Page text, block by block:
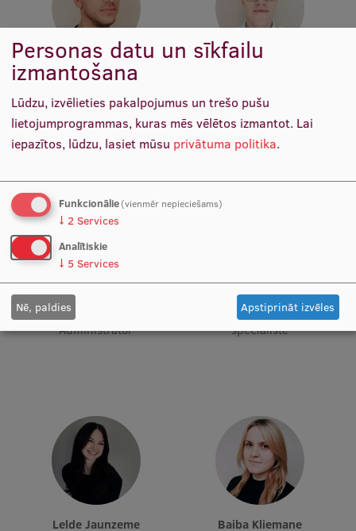
Ētikas un līdztiesības mācības
Atvērtā universitāte
Sagatavošanas kursi
Profesionālās pilnveides kursi
ESF kvalifikācijas celšanas kursi
Kvalifikācijas atbilstības pārbaude
Pētniecība
Zinātniskie institūti un laboratorijas
Zinātnes ietekme
Pētniecības platformas
Doktorantūras skola
Pētniecības pakalpojumi
Pasn. Raimonds Liukis
attīstības vadītājs
Erīna Akmene
Clinical Simulation
Administrator
Līga Blūmentāle
Vecākā klīnisko simulāciju
speciāliste
Lelde Jaunzeme
Baiba Kliemane
Personas datu un sīkfailu
izmantošana
Lūdzu, izvēlieties pakalpojumus un trešo pušu
lietojumprogrammas, kuras mēs vēlētos izmantot. Lai
iepazītos, lūdzu, lasiet mūsu privātuma politika.
Funkcionālie(vienmēr nepieciešams)
↓ 2 Services
Analītiskie
↓ 5 Services
Nē, paldies Apstiprināt izvēles